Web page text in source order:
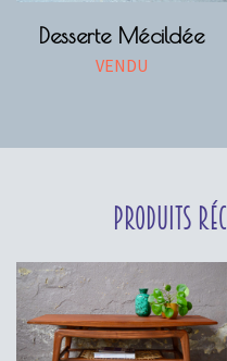
Desserte Mécildée
VENDU
Produits